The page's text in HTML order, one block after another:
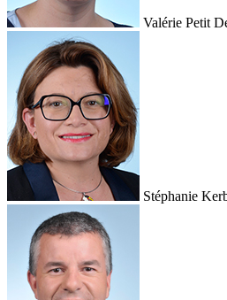
Valérie Petit
Stéphanie